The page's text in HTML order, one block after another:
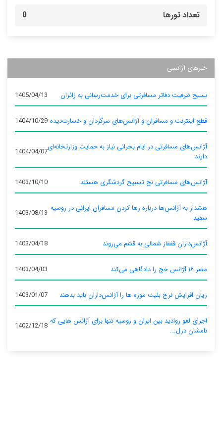
تعداد تورها 0
خبرهای آژانسی
بسیج ظرفیت دفاتر مسافرتی برای خدمت‌رسانی به زائران 1405/04/13
قطع اینترنت و مسافران و آژانس‌های سرگردان و خسارت‌دیده 1404/10/29
آژانس‌های مسافرتی در ایام بحرانی نیاز به حمایت وزارتخانه‌ای
دارند
1404/04/07
آژانس‌های مسافرتی نخ تسبیح گردشگری هستند 1403/10/10
هشدار به آژانس‌ها درباره رها کردن مسافران ایرانی در روسیه
سفید
1403/08/13
آژانس‌داران قفقاز شمالی به قشم می‌روند 1403/04/18
مصر ۱۶ آژانس حج را دادگاهی می‌کند 1403/04/03
زیان افزایش نرخ بلیت موزه ها را آژانس‌داران باید بدهند 1403/01/07
اجرای لغو روادید بین ایران و روسیه تنها برای آژانس‌ هایی که
نامشان درل...
1402/12/18